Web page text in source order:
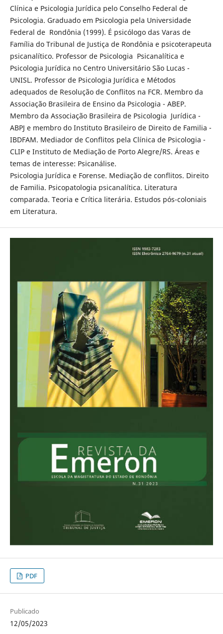
Clínica e Psicologia Jurídica pelo Conselho Federal de
Psicologia. Graduado em Psicologia pela Universidade
Federal de Rondônia (1999). É psicólogo das Varas de
Família do Tribunal de Justiça de Rondônia e psicoterapeuta
psicanalítico. Professor de Psicologia Psicanalítica e
Psicologia Jurídica no Centro Universitário São Lucas -
UNISL. Professor de Psicologia Jurídica e Métodos
adequados de Resolução de Conflitos na FCR. Membro da
Associação Brasileira de Ensino da Psicologia - ABEP.
Membro da Associação Brasileira de Psicologia Jurídica -
ABPJ e membro do Instituto Brasileiro de Direito de Familia -
IBDFAM. Mediador de Conflitos pela Clínica de Psicologia -
CLIP e Instituto de Mediação de Porto Alegre/RS. Áreas e
temas de interesse: Psicanálise.
Psicologia Jurídica e Forense. Mediação de conflitos. Direito
de Familia. Psicopatologia psicanalítica. Literatura
comparada. Teoria e Crítica literária. Estudos pós-coloniais
em Literatura.
PDF
Publicado
12/05/2023